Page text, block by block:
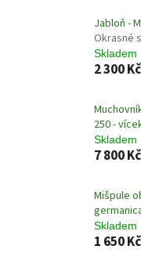
Jabloň -
Okrasné
Skladem
2 300 Kč
250 -
Skladem
7 800 Kč
Mišpule
Skladem
1 650 Kč